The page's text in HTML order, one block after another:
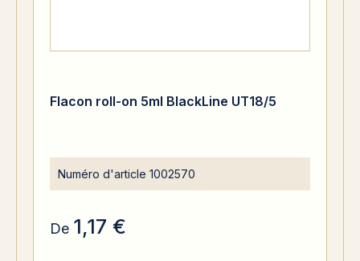
Flacon roll-on 5ml BlackLine UT18/5
Numéro d'article 1002570
De 1,17 €